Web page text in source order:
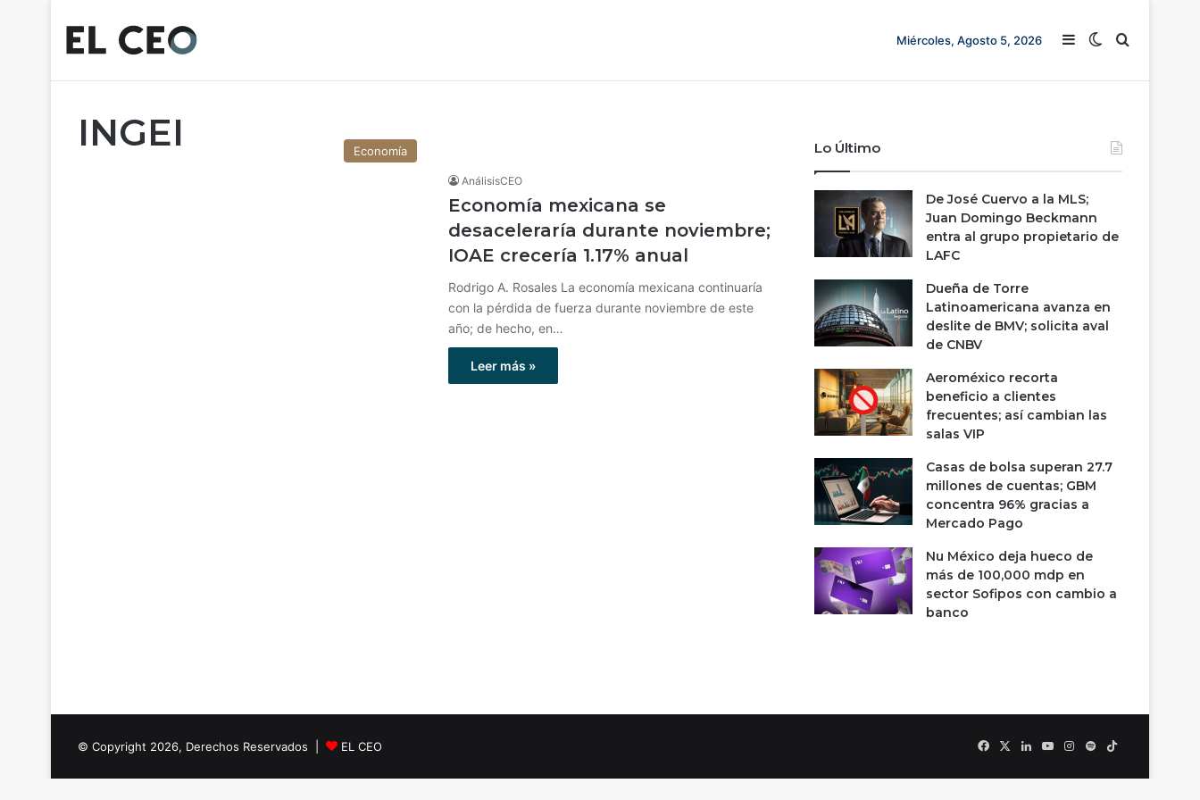
Miércoles, Agosto 5, 2026 Barra lateral
Switch skin
Buscar
INGEI Economía
AnálisisCEO
Economía mexicana se
desaceleraría durante noviembre;
IOAE crecería 1.17% anual
Rodrigo A. Rosales La economía mexicana continuaría
con la pérdida de fuerza durante noviembre de este
año; de hecho, en…
Leer más »
Lo Último
De José Cuervo a la MLS;
Juan Domingo Beckmann
entra al grupo propietario de
LAFC
Dueña de Torre
Latinoamericana avanza en
deslite de BMV; solicita aval
de CNBV
Aeroméxico recorta
beneficio a clientes
frecuentes; así cambian las
salas VIP
Casas de bolsa superan 27.7
millones de cuentas; GBM
concentra 96% gracias a
Mercado Pago
Nu México deja hueco de
más de 100,000 mdp en
sector Sofipos con cambio a
banco
© Copyright 2026, Derechos Reservados | EL CEO FacebookLinkedInYouTubeInstagram
SpotifyTikTok